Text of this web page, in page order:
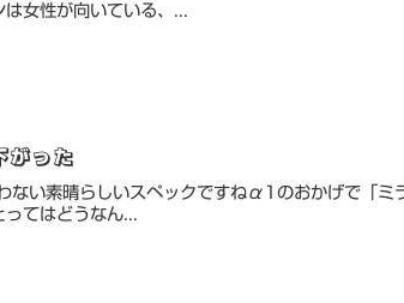
女性が向いている、...
がった
い素晴らしいスペックですねα1のおかげで「
てはどうなん...